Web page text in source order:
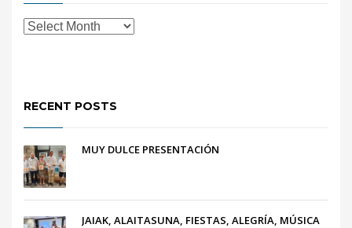
RECENT POSTS
MUY DULCE PRESENTACIÓN
JAIAK, ALAITASUNA, FIESTAS, ALEGRÍA, MÚSICA